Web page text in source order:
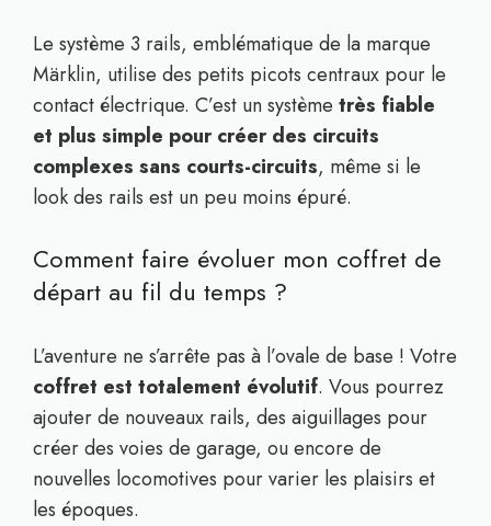
Le système 3 rails, emblématique de la marque
Märklin, utilise des petits picots centraux pour le
contact électrique. C’est un système très fiable
et plus simple pour créer des circuits
complexes sans courts-circuits, même si le
look des rails est un peu moins épuré.
Comment faire évoluer mon coffret de
départ au fil du temps ?
L’aventure ne s’arrête pas à l’ovale de base ! Votre
coffret est totalement évolutif. Vous pourrez
ajouter de nouveaux rails, des aiguillages pour
créer des voies de garage, ou encore de
nouvelles locomotives pour varier les plaisirs et
les époques.